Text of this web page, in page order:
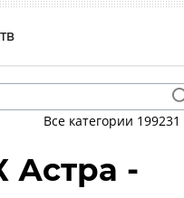
ТВ
Все категории 199231
Астра -